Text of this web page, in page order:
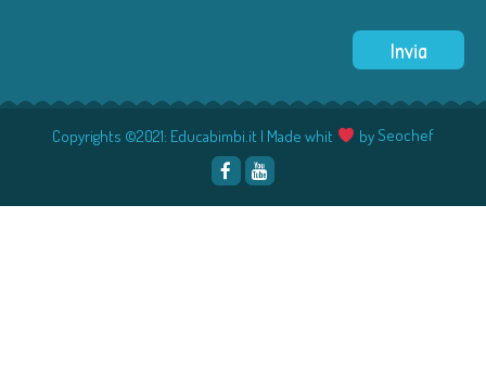
Copyrights ©2021: Educabimbi.it | Made whit by Seochef